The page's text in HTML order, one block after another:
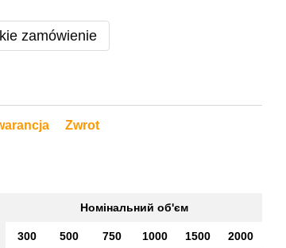
zamówienie
Zwrot
Номінальний об'єм
300 500 750 1000 1500 2000